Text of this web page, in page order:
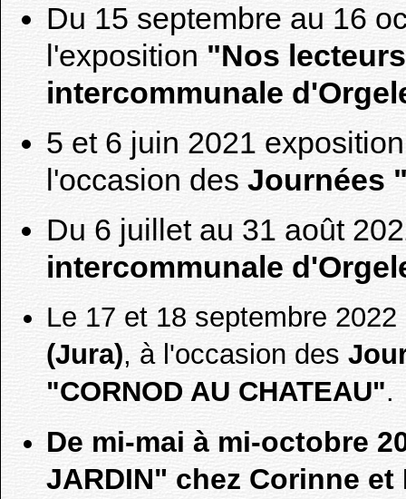
Du 15 septembre au 16
l'exposition "Nos
intercommunale
5 et 6 juin 2021
l'occasion des Journées
Du 6 juillet au 31 août
intercommunale
Le 17 et 18 septembre
(Jura), à l'occasion des
"CORNOD AU CHATEAU".
De mi-mai à mi-octobre
JARDIN" chez Corinne et